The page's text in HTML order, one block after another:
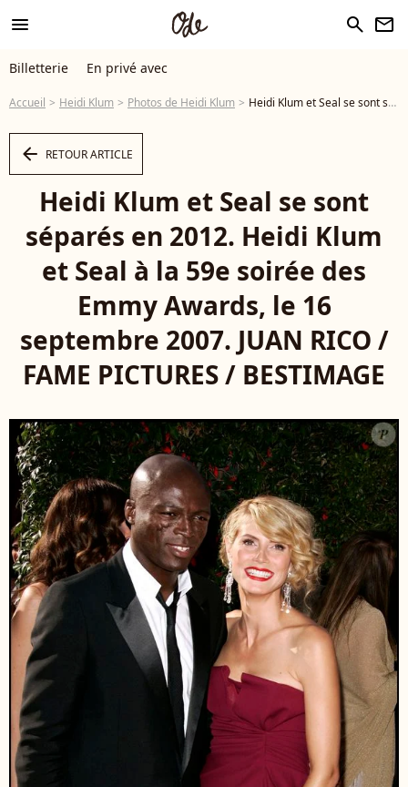
menu search newsletter
Billetterie En privé avec
Accueil Heidi Klum Photos de Heidi Klum Heidi Klum et Seal se sont séparés en 2012. Heidi Klum et Seal à la 59e soirée des Emmy Awards, le 16 septembre 2007. JUAN RICO / FAME PICTURES / BESTIMAGE - Photo
arrow_left RETOUR ARTICLE
Heidi Klum et Seal se sont
séparés en 2012. Heidi Klum
et Seal à la 59e soirée des
Emmy Awards, le 16
septembre 2007. JUAN RICO /
FAME PICTURES / BESTIMAGE